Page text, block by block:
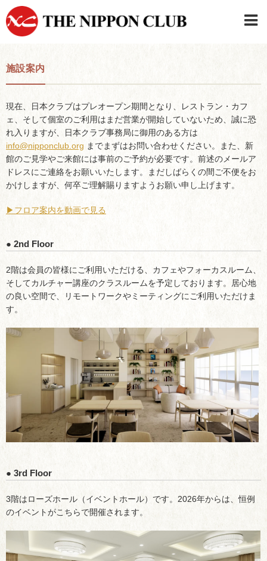
施設案内
現在、日本クラブはプレオープン期間となり、レストラン・カフ
ェ、そして個室のご利用はまだ営業が開始していないため、誠に恐
れ入りますが、日本クラブ事務局に御用のある方は
info@nipponclub.org までまずはお問い合わせください。また、新
館のご見学やご来館には事前のご予約が必要です。前述のメールア
ドレスにご連絡をお願いいたします。まだしばらくの間ご不便をお
かけしますが、何卒ご理解賜りますようお願い申し上げます。
▶︎フロア案内を動画で見る
● 2nd Floor
2階は会員の皆様にご利用いただける、カフェやフォーカスルーム、
そしてカルチャー講座のクラスルームを予定しております。居心地
の良い空間で、リモートワークやミーティングにご利用いただけま
す。
● 3rd Floor
3階はローズホール（イベントホール）です。2026年からは、恒例
のイベントがこちらで開催されます。
日本クラブメンバーログイン
連絡先・駐車場
はじめてご利用の方はこちら
›